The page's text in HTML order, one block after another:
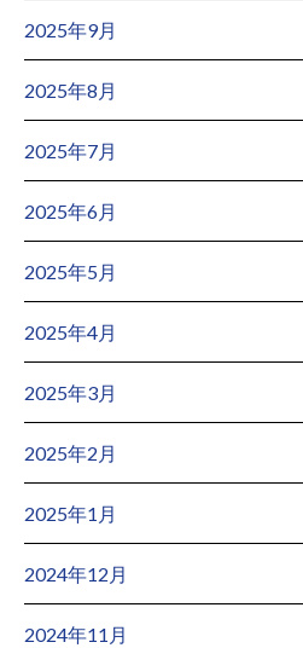
2025年9月
2025年8月
2025年7月
2025年6月
2025年5月
2025年4月
2025年3月
2025年2月
2025年1月
2024年12月
2024年11月